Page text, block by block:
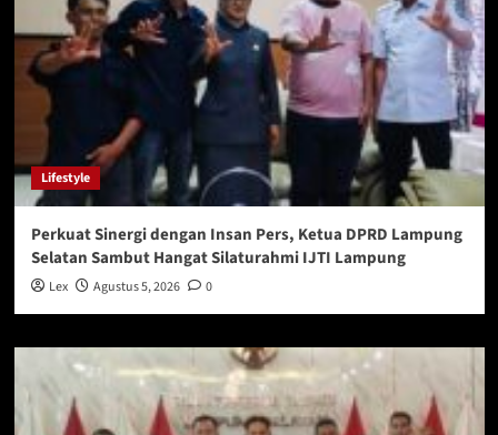
Lifestyle
Perkuat Sinergi dengan Insan Pers, Ketua DPRD Lampung
Selatan Sambut Hangat Silaturahmi IJTI Lampung
Lex Agustus 5, 2026 0